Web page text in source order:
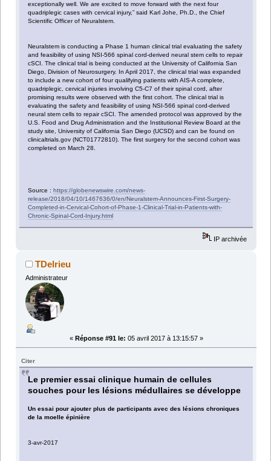
exceptionally well. We are excited to move forward with the next four
quadriplegic cases with cervical injury,” said Karl Johe, Ph.D., the Chief
Scientific Officer of Neuralstem.
Neuralstem is conducting a Phase 1 human clinical trial evaluating the safety
and feasibility of using NSI-566 spinal cord-derived neural stem cells to repair
cSCI. The clinical trial is being conducted at the University of California San
Diego, Division of Neurosurgery. In April 2017, the clinical trial was expanded
to include a new cohort of four qualifying patients with AIS-A complete,
quadriplegic, cervical injuries involving C5-C7 of their spinal cord, after
promising results were observed with the first cohort. The clinical trial is
evaluating the safety and feasibility of using NSI-566 spinal cord-derived
neural stem cells to repair cSCI. The amended protocol was approved by the
U.S. Food and Drug Administration and the Institutional Review Board at the
study site, University of California San Diego (UCSD) and can be found on
clinicaltrials.gov (NCT01772810). The first surgery for the second cohort was
completed on March 28.
Source :https://globenewswire.com/news-
release/2018/04/10/1467636/0/en/Neuralstem-Announces-First-Surgery-
Completed-in-Cervical-Cohort-of-Phase-1-Clinical-Trial-in-Patients-with-
Chronic-Spinal-Cord-Injury.html
IP archivée
TDelrieu
Administrateur
« Réponse #91 le: 05 avril 2017 à 13:15:57 »
Citer
Le premier essai clinique humain de cellules
souches pour les lésions médullaires se développe
Un essai pour ajouter plus de participants avec des lésions chroniques
de la moelle épinière
3-avr-2017